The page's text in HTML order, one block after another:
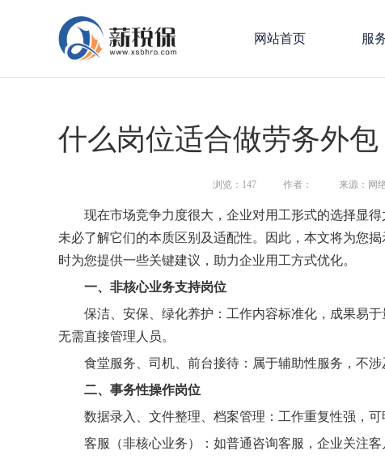
网站首页 服
什么岗位适合做劳务外
浏览： 147 作者： 来源：网
现在市场竞争力度很大，企业对用工形式的选择显
未必了解它们的本质区别及适配性。因此，本文将为您
时为您提供一些关键建议，助力企业用工方式优化。
一、 非核心业务支持岗位
保洁、安保、绿化养护：工作内容标准化，成果易
无需直接管理人员。
食堂服务、司机、前台接待：属于辅助性服务，不
二、 事务性操作岗位
数据录入、文件整理、档案管理：工作重复性强，
客服（非核心业务）：如普通咨询客服，企业关注